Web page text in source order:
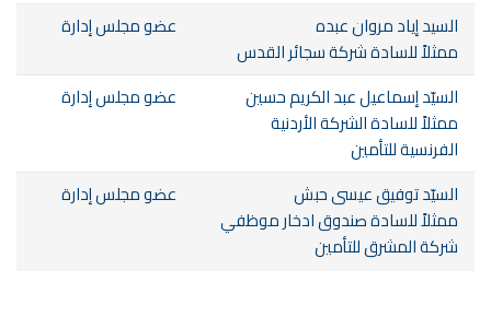
السيد إياد مروان عبده
ممثلاً للسادة شركة سجائر القدس
عضو مجلس إدارة
السيّد إسماعيل عبد الكريم حسين
ممثلاً للسادة الشركة الأردنية
الفرنسية للتأمين
عضو مجلس إدارة
السيّد توفيق عيسى حبش
ممثلاً للسادة صندوق ادخار موظفي
شركة المشرق للتأمين
عضو مجلس إدارة